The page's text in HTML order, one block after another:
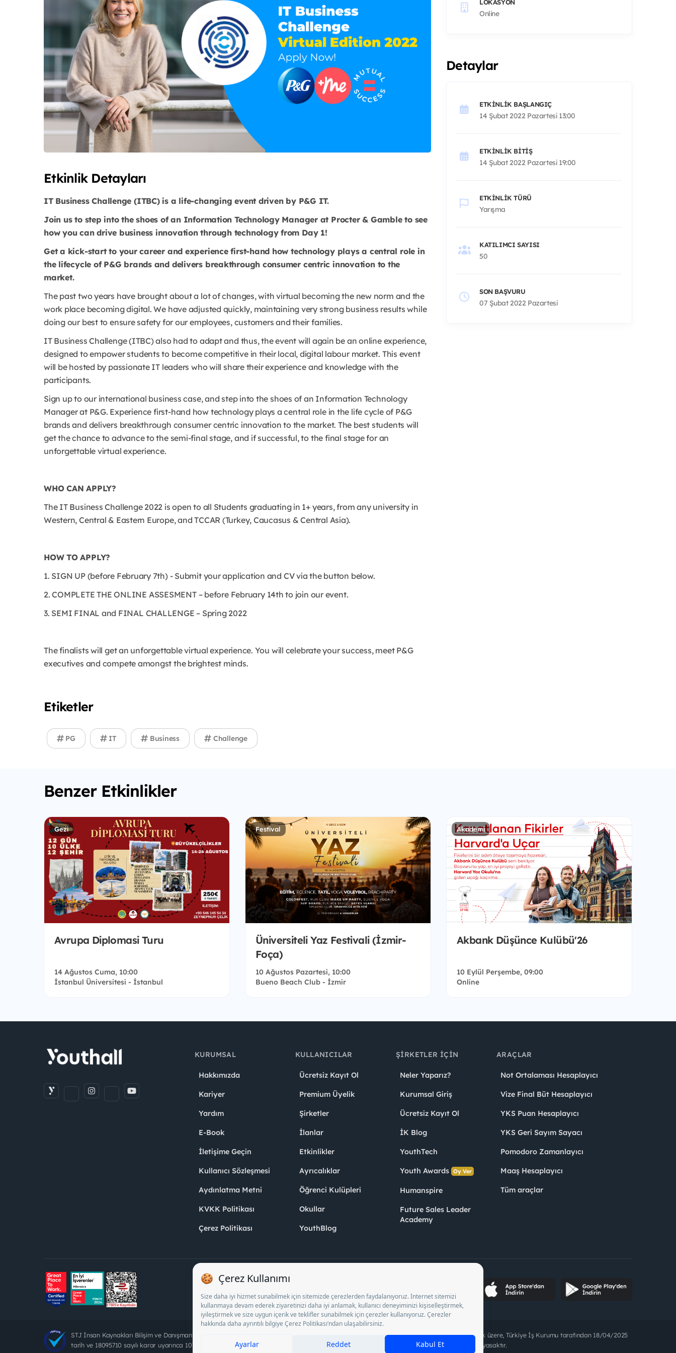
Etkinlik Detayları
IT Business Challenge (ITBC) is a life-changing event driven by P&G IT.
Join us to step into the shoes of an Information Technology Manager at Procter & Gamble to see
how you can drive business innovation through technology from Day 1!
Get a kick-start to your career and experience first-hand how technology plays a central role in
the lifecycle of P&G brands and delivers breakthrough consumer centric innovation to the
market.
The past two years have brought about a lot of changes, with virtual becoming the new norm and the
work place becoming digital. We have adjusted quickly, maintaining very strong business results while
doing our best to ensure safety for our employees, customers and their families.
IT Business Challenge (ITBC) also had to adapt and thus, the event will again be an online experience,
designed to empower students to become competitive in their local, digital labour market. This event
will be hosted by passionate IT leaders who will share their experience and knowledge with the
participants.
Sign up to our international business case, and step into the shoes of an Information Technology
Manager at P&G. Experience ﬁrst-hand how technology plays a central role in the life cycle of P&G
brands and delivers breakthrough consumer centric innovation to the market. The best students will
get the chance to advance to the semi-ﬁnal stage, and if successful, to the ﬁnal stage for an
unforgettable virtual experience.
WHO CAN APPLY?
The IT Business Challenge 2022 is open to all Students graduating in 1+ years, from any university in
Western, Central & Eastern Europe, and TCCAR (Turkey, Caucasus & Central Asia).
HOW TO APPLY?
1. SIGN UP (before February 7th) - Submit your application and CV via the button below.
2. COMPLETE THE ONLINE ASSESMENT – before February 14th to join our event.
3. SEMI FINAL and FINAL CHALLENGE – Spring 2022
The ﬁnalists will get an unforgettable virtual experience. You will celebrate your success, meet P&G
executives and compete amongst the brightest minds.
Etiketler
PG IT Business Challenge
LOKASYON
Online
Detaylar
ETKINLIK BAŞLANGIÇ
14 Şubat 2022 Pazartesi 13:00
ETKINLIK BITIŞ
14 Şubat 2022 Pazartesi 19:00
ETKINLIK TÜRÜ
Yarışma
KATILIMCI SAYISI
50
SON BAŞVURU
07 Şubat 2022 Pazartesi
Benzer Etkinlikler
Gezi
Avrupa Diplomasi Turu
14 Ağustos Cuma, 10:00
İstanbul Üniversitesi - İstanbul
Festival
Üniversiteli Yaz Festivali (İzmir-
Foça)
10 Ağustos Pazartesi, 10:00
Bueno Beach Club - İzmir
Akademi
Akbank Düşünce Kulübü'26
10 Eylül Perşembe, 09:00
Online
KURUMSAL
Hakkımızda
Kariyer
Yardım
E-Book
İletişime Geçin
Kullanıcı Sözleşmesi
Aydınlatma Metni
KVKK Politikası
Çerez Politikası
KULLANICILAR
Ücretsiz Kayıt Ol
Premium Üyelik
Şirketler
İlanlar
Etkinlikler
Ayrıcalıklar
Öğrenci Kulüpleri
Okullar
YouthBlog
ŞIRKETLER İÇIN
Neler Yaparız?
Kurumsal Giriş
Ücretsiz Kayıt Ol
İK Blog
YouthTech
Youth Awards Oy Ver
Humanspire
Future Sales Leader
Academy
ARAÇLAR
Not Ortalaması Hesaplayıcı
Vize Final Büt Hesaplayıcı
YKS Puan Hesaplayıcı
YKS Geri Sayım Sayacı
Pomodoro Zamanlayıcı
Maaş Hesaplayıcı
Tüm araçlar
STJ İnsan Kaynakları Bilişim ve Danışmanlık A.Ş. Özel İstihdam Bürosu Olarak 13/05/2025 - 12/05/2028 tarihleri arasında faaliyette bulunmak üzere, Türkiye İş Kurumu tarafından 18/04/2025
tarih ve 18095710 sayılı karar uyarınca 1078 nolu belge ile faaliyet göstermektedir. 4904 sayılı kanun uyarınca iş arayanlardan ücret alınması yasaktır.